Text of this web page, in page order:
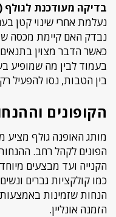
בדיקה מעודכנת לגולף
נעלמת אחרי שינוי קטן
נבדק האם קיימת מכסה
כאשר הדבר מצוין
בעמוד לבין מה שמופיע
בין הטבות, נסו להפעיל
הקופונים
מותג האופנה גולף מציע
הפונים לקהל רחב.
הקנייה ועד מבצעים
כמו קולקציות גברים
הנחות שזמינות
הזמנה אונליין.